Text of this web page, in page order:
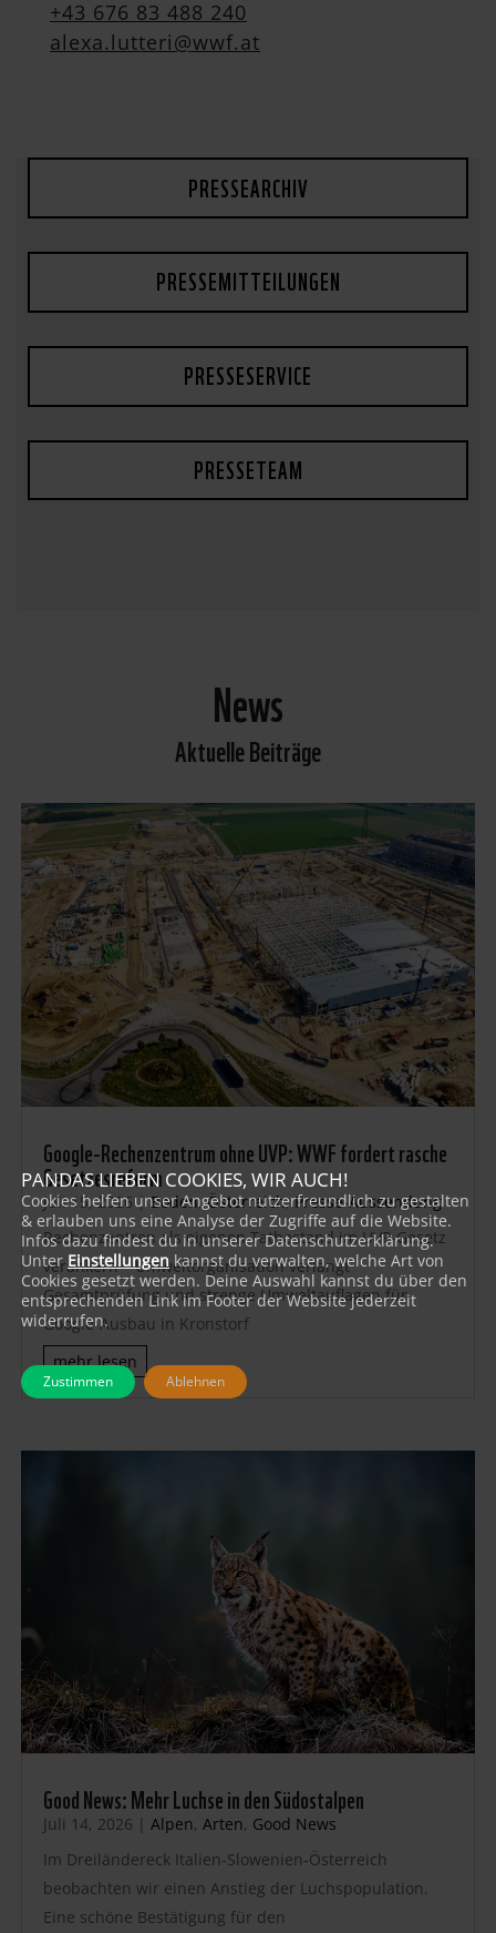
+43 676 83 488 240
alexa.lutteri@wwf.at
PRESSEARCHIV
PRESSEMITTEILUNGEN
PRESSESERVICE
PRESSETEAM
News
Aktuelle Beiträge
Google-Rechenzentrum ohne UVP: WWF fordert rasche
Gesetzesreform
Juli 15, 2026|Boden,Österreich,Presse-Aussendung
Rechenzentren als eigenen Tatbestand im UVP-Gesetz
verankern – Umweltorganisation verlangt
Gesamtprüfung und strenge Umweltauflagen für
Google-Ausbau in Kronstorf
mehr lesen
Good News: Mehr Luchse in den Südostalpen
Juli 14, 2026 | Alpen, Arten, Good News
Im Dreiländereck Italien-Slowenien-Österreich
beobachten wir einen Anstieg der Luchspopulation.
Eine schöne Bestätigung für den
PANDAS LIEBEN COOKIES, WIR AUCH!
Cookies helfen unser Angebot nutzerfreundlich zu gestalten
& erlauben uns eine Analyse der Zugriffe auf die Website.
Infos dazu findest du in unserer Datenschutzerklärung.
UnterEinstellungen kannst du verwalten, welche Art von
Cookies gesetzt werden. Deine Auswahl kannst du über den
entsprechenden Link im Footer der Website jederzeit
widerrufen.
Zustimmen Ablehnen